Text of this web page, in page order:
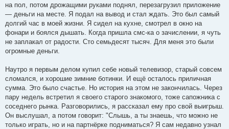
на пол, потом дрожащими руками поднял, перезагрузил приложение
— деньги на месте. Я подал на вывод и стал ждать. Это был самый
долгий час в моей жизни. Я сидел на кухне, смотрел в окно на
фонари и боялся дышать. Когда пришла смс-ка о зачислении, я чуть
не заплакал от радости. Сто семьдесят тысяч. Для меня это были
огромные деньги.
Наутро я первым делом купил себе новый телевизор, старый совсем
сломался, и хорошие зимние ботинки. И ещё осталось приличная
сумма. Это было счастье. Но история на этом не закончилась. Через
пару недель встретил я своего старого знакомого, тоже сапожника с
соседнего рынка. Разговорились, я рассказал ему про свой выигрыш.
Он выслушал, а потом говорит: "Слышь, а ты знаешь, что можно не
только играть, но и на партнёрке подниматься? Я сам недавно узнал